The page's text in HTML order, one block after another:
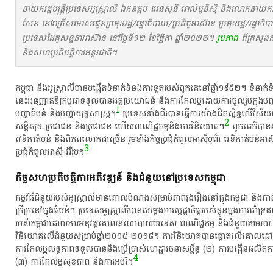
នាយករដ្ឋមន្ត្រីប្រទេសអូស្ត្រាលី ឯកឧត្តម អេនសូនី អាល់បូនីស៊ី និងលោកនាយករ
សែន នៅរាត្រីសមោសរជូនប្រមុខរដ្ឋ/រដ្ឋាភិបាល/ប្រតិភូអាស៊ាន ប្រមុខរដ្ឋ/រដ្ឋាភិ
ប្រទេសដៃគូសន្ទនាអាស៊ាន នៅថ្ងៃទី១២ ខែវិច្ឆិកា ឆ្នាំ២០២២។រូបភាពពីក្រសួងក
និងសហប្រតិបត្តិការអន្តរជាតិ។
កម្ពុជា​ និង​អូស្ត្រាលី​បាន​បង្កើត​ទំនាក់ទំនង​ការទូត​របស់​ពួក​គេ​នៅ​ឆ្នាំ​១៩៥២​។​ ទំនាក់
នេះ​អនុញ្ញាត​ឱ្យ​កម្ពុជា​ទទួល​បាន​អត្ថប្រយោជន៍​ និង​ការ​កែ​លម្អ​ដោយ​ការ​ចូលរួម​ក្នុង​បញ្ហ
បញ្ហា​តំបន់​ និង​បញ្ហា​យុទ្ធសាស្ត្រ​។​1 ប្រទេស​ទាំង​ពីរ​បាន​ធ្វើការ​យ៉ាង​ជិត​ស្និទ្ធ​លើ​វិស័យ​
សន្តិសុខ​ ប្រជាជន​ និង​ប្រជាជន​ ហើយ​ពាណិជ្ជកម្ម​និង​ការ​វិនិយោគ​។​2 ពួក​គេ​ក៏​បា
វេទិកា​តំបន់​ និង​ពិភពលោក​ជា​ច្រើន​ រួម​ទាំង​កិច្ចប្រជុំ​កំពូល​អាស៊ី​បូព៌ា​ វេទិកា​តំបន់​អា
ប្រជុំ​កំពូល​អាស៊ី​-​អឺរ៉ុប​។​​3
​កិច្ច​សហប្រតិបត្តិការ​អភិវឌ្ឍន៍​ និង​ជំនួយ​នៅ​ប្រទេស​កម្ពុជា​
កម្មវិធី​ជំនួយ​របស់​អូស្ត្រាលី​មាន​គោលបំណង​សម្រាប់​ភាព​រុងរឿង​នៅ​ក្នុង​កម្ពុជា​ និង​ក
ក្រីក្រ​នៅ​ក្នុង​តំបន់​។​ ប្រទេស​អូស្ត្រាលី​បាន​សម្តែង​ការ​ប្តេជ្ញា​ចិត្ត​របស់​ខ្លួន​ក្នុង​ការ​គាំទ្
របស់​កម្ពុជា​ដោយ​ការ​អនុវត្ត​គោលនយោបាយ​បរទេស​ ពាណិជ្ជកម្ម​ និង​ជំនួយ​តាម​រយៈ​
វិនិយោគ​លើ​ជំនួយ​សម្រាប់​ឆ្នាំ​២០១៥-២០១៨​។​ ការ​វិនិយោគ​បាន​ផ្តោត​លើ​គោលដ
ការ​កែ​លម្អ​លទ្ធភាព​ទទួល​បាន​និង​ប្រើប្រាស់​ហេដ្ឋារចនាសម្ព័ន្ធ​ (២)​ ការ​បង្កើន​ផលិ
(៣)​ ការ​កែ​លម្អ​សុខភាព​ និង​ការ​អប់រំ​។​4